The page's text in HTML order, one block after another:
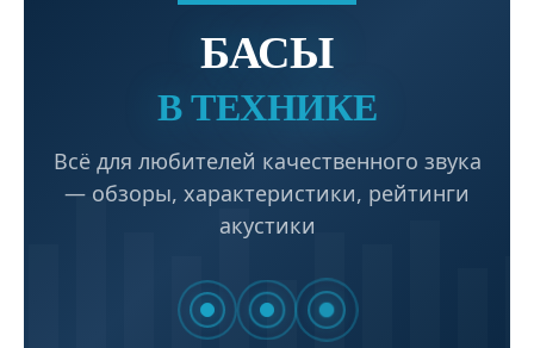
БАСЫ
В ТЕХНИКЕ
Всё для любителей качественного звука
— обзоры, характеристики, рейтинги
акустики